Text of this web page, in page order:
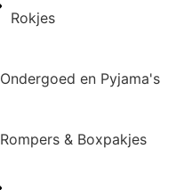
Rokjes
Ondergoed en Pyjama's
Rompers & Boxpakjes